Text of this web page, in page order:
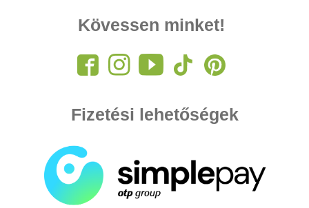
Kövessen minket!
Fizetési lehetőségek